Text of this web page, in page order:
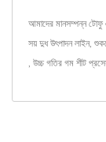
আমাদের মানসম্পন্ন টোফু
সয় দুধ উৎপাদন লাইন,
উচ্চ গতির গম শীট